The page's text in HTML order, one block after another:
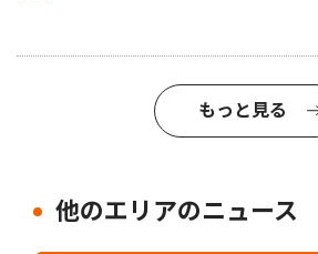
もっと見る
他のエリアのニュース